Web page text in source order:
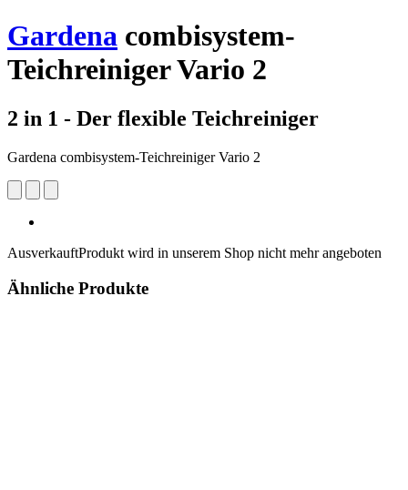
Gardena combisystem-
Teichreiniger Vario 2
2 in 1 - Der flexible Teichreiniger
Gardena combisystem-Teichreiniger Vario 2
AusverkauftProdukt wird in unserem Shop nicht mehr angeboten
Ähnliche Produkte